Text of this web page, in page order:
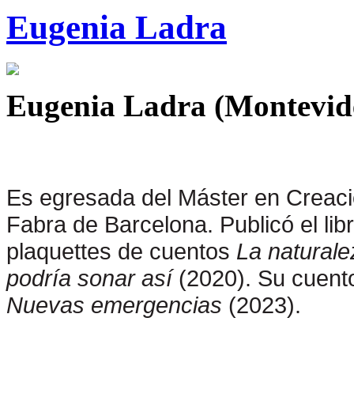
Eugenia Ladra
Eugenia Ladra
Es egresada del Máster en
Fabra de Barcelona. Publicó el
plaquettes de cuentos La
podría sonar así(2020). Su
Nuevas emergencias (2023).